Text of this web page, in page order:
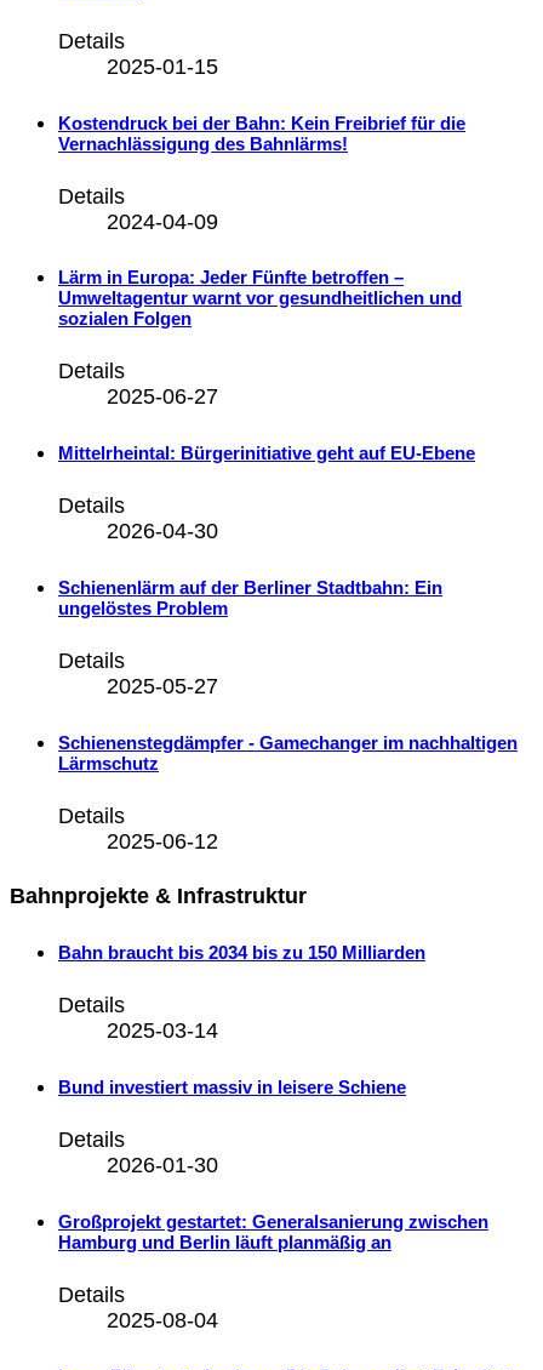
Details
2025-01-15
Kostendruck bei der Bahn: Kein Freibrief für die
Vernachlässigung des Bahnlärms!
Details
2024-04-09
Lärm in Europa: Jeder Fünfte betroffen –
Umweltagentur warnt vor gesundheitlichen und
sozialen Folgen
Details
2025-06-27
Mittelrheintal: Bürgerinitiative geht auf EU-Ebene
Details
2026-04-30
Schienenlärm auf der Berliner Stadtbahn: Ein
ungelöstes Problem
Details
2025-05-27
Schienenstegdämpfer - Gamechanger im nachhaltigen
Lärmschutz
Details
2025-06-12
Bahnprojekte & Infrastruktur
Bahn braucht bis 2034 bis zu 150 Milliarden
Details
2025-03-14
Bund investiert massiv in leisere Schiene
Details
2026-01-30
Großprojekt gestartet: Generalsanierung zwischen
Hamburg und Berlin läuft planmäßig an
Details
2025-08-04